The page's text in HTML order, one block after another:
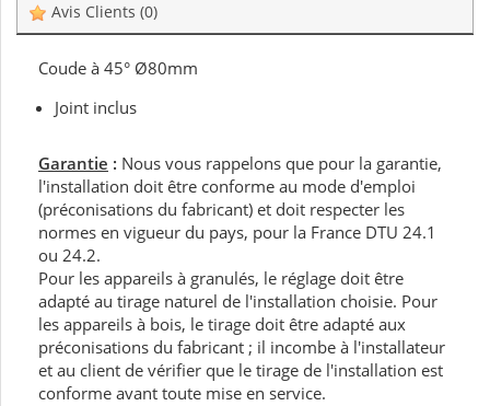
Avis Clients (0)
Coude à 45° Ø80mm
Joint inclus
Garantie : Nous vous rappelons que pour la garantie,
l'installation doit être conforme au mode d'emploi
(préconisations du fabricant) et doit respecter les
normes en vigueur du pays, pour la France DTU 24.1
ou 24.2.
Pour les appareils à granulés, le réglage doit être
adapté au tirage naturel de l'installation choisie. Pour
les appareils à bois, le tirage doit être adapté aux
préconisations du fabricant ; il incombe à l'installateur
et au client de vérifier que le tirage de l'installation est
conforme avant toute mise en service.